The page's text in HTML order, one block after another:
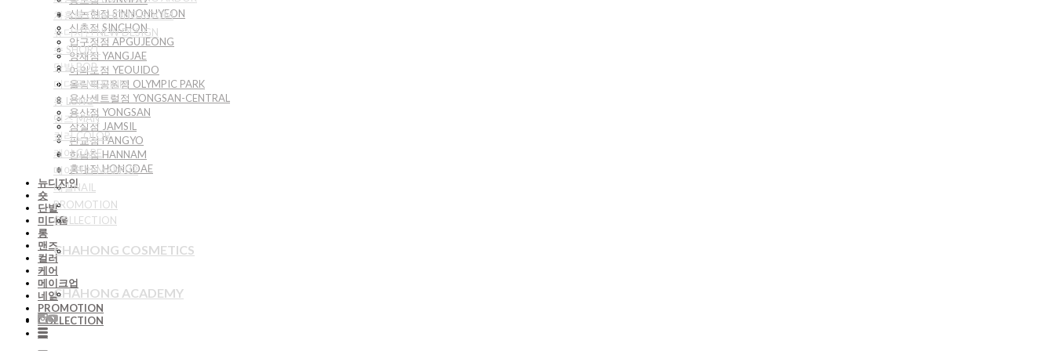
신논현점 SINNONHYEON
신촌점 SINCHON
압구정점 APGUJEONG
양재점 YANGJAE
여의도점 YEOUIDO
올림픽공원점 OLYMPIC PARK
용산센트럴점 YONGSAN-CENTRAL
용산점 YONGSAN
잠실점 JAMSIL
판교점 PANGYO
한남점 HANNAM
홍대점 HONGDAE
뉴디자인
숏
단발
미디움
롱
맨즈
컬러
케어
메이크업
네일
PROMOTION
COLLECTION
차홍룸 CHAHONG ROOM
뉴디자인 NEW DESIGN
숏 SHORT
단발 BOB
미디움 MEDIUM
롱 LONG
맨즈 MAN
컬러 COLOR
케어 CARE
메이크업 MAKEUP
네일NAIL
PROMOTION
COLLECTION
CHAHONG COSMETICS
CHAHONG ACADEMY